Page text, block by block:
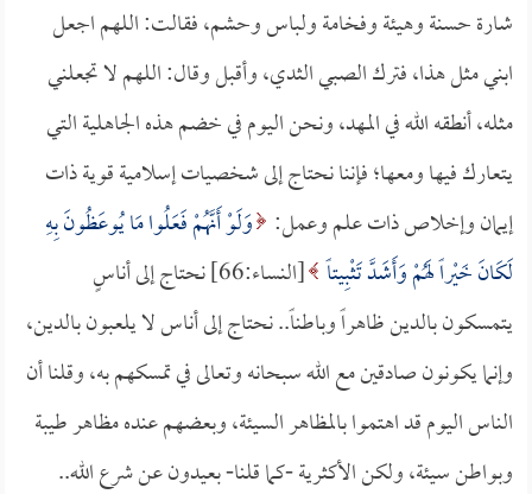
شارة حسنة وهيئة وفخامة ولباس وحشم، فقالت: اللهم اجعل
ابني مثل هذا، فترك الصبي الثدي، وأقبل وقال: اللهم لا تجعلني
مثله، أنطقه الله في المهد، ونحن اليوم في خضم هذه الجاهلية التي
يتعارك فيها ومعها؛ فإننا نحتاج إلى شخصيات إسلامية قوية ذات
إيمان وإخلاص ذات علم وعمل: وَلَوْ أَنَّهُمْ فَعَلُوا مَا يُوعَظُونَ بِهِ
لَكَانَ خَيْراً لَهُمْ وَأَشَدَّ تَثْبِيتاً
[النساء:66] نحتاج إلى أناسٍ
يتمسكون بالدين ظاهراً وباطناً.. نحتاج إلى أناس لا يلعبون بالدين،
وإنما يكونون صادقين مع الله سبحانه وتعالى في تمسكهم به، وقلنا أن
الناس اليوم قد اهتموا بالمظاهر السيئة، وبعضهم عنده مظاهر طيبة
وبواطن سيئة، ولكن الأكثرية -كما قلنا- بعيدون عن شرع الله..